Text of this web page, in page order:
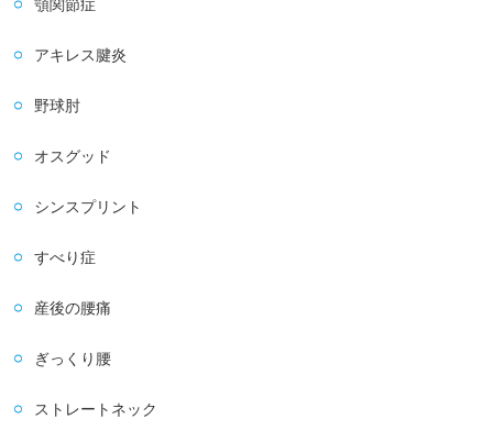
顎関節症
アキレス腱炎
野球肘
オスグッド
シンスプリント
すべり症
産後の腰痛
ぎっくり腰
ストレートネック